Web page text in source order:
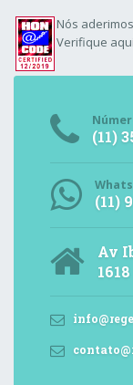
Nós
Verifique
(11)
(11)
Av